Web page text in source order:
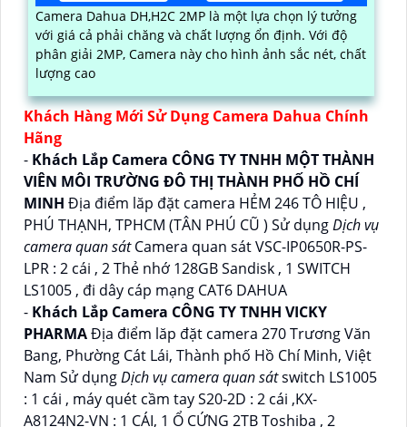
Camera Dahua DH,H2C 2MP là một lựa chọn lý tưởng
với giá cả phải chăng và chất lượng ổn định. Với độ
phân giải 2MP, Camera này cho hình ảnh sắc nét, chất
lượng cao
Khách Hàng Mới Sử Dụng Camera Dahua Chính
Hãng
- Khách Lắp Camera CÔNG TY TNHH MỘT THÀNH
VIÊN MÔI TRƯỜNG ĐÔ THỊ THÀNH PHỐ HỒ CHÍ
MINH Địa điểm lăp đặt camera HẺM 246 TÔ HIỆU ,
PHÚ THẠNH, TPHCM (TÂN PHÚ CŨ ) Sử dụngDịch vụ
camera quan sátCamera quan sát VSC-IP0650R-PS-
LPR : 2 cái , 2 Thẻ nhớ 128GB Sandisk , 1 SWITCH
LS1005 , đi dây cáp mạng CAT6 DAHUA
- Khách Lắp Camera CÔNG TY TNHH VICKY
PHARMAĐịa điểm lăp đặt camera 270 Trương Văn
Bang, Phường Cát Lái, Thành phố Hồ Chí Minh, Việt
Nam Sử dụngDịch vụ camera quan sátswitch LS1005
: 1 cái , máy quét cầm tay S20-2D : 2 cái ,KX-
A8124N2-VN : 1 CÁI, 1 Ổ CỨNG 2TB Toshiba , 2